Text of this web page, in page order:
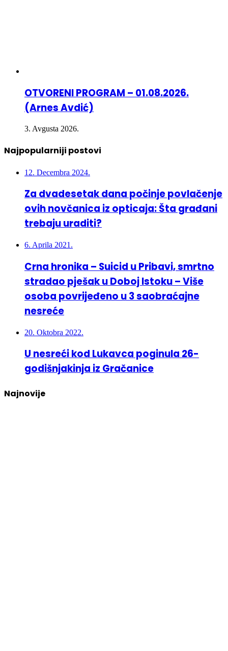
OTVORENI PROGRAM – 01.08.2026.
(Arnes Avdić)
3. Avgusta 2026.
Najpopularniji postovi
12. Decembra 2024.
Za dvadesetak dana počinje povlačenje
ovih novčanica iz opticaja: Šta građani
trebaju uraditi?
6. Aprila 2021.
Crna hronika – Suicid u Pribavi, smrtno
stradao pješak u Doboj Istoku – Više
osoba povrijeđeno u 3 saobraćajne
nesreće
20. Oktobra 2022.
U nesreći kod Lukavca poginula 26-
godišnjakinja iz Gračanice
Najnovije